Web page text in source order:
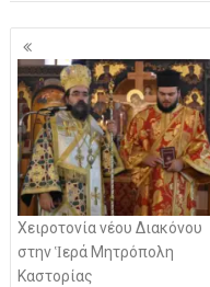
Πλοήγηση
άρθρων
Χειροτονία νέου Διακόνου
στην Ἱερά Μητρόπολη
Καστορίας